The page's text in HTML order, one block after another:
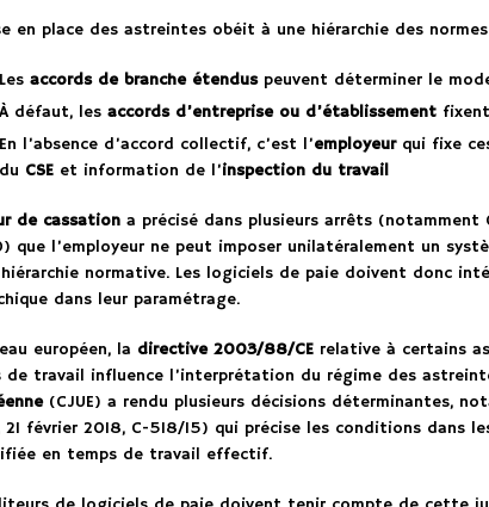
en place des astreintes obéit à une hiérarchie des
Les accords de branche étenduspeuvent déterminer le
À défaut, les accords d’entreprise ou d’établissementfixent
En l’absence d’accord collectif, c’est l’employeurqui fixe
du CSEet information de l’inspection du travail
de cassationa précisé dans plusieurs arrêts (notamment
que l’employeur ne peut imposer unilatéralement un
normative. Les logiciels de paie doivent donc
dans leur paramétrage.
européen, la directive 2003/88/CErelative à certains
de travail influence l’interprétation du régime des
(CJUE) a rendu plusieurs décisions déterminantes,
21 février 2018, C-518/15) qui précise les conditions dans
en temps de travail effectif.